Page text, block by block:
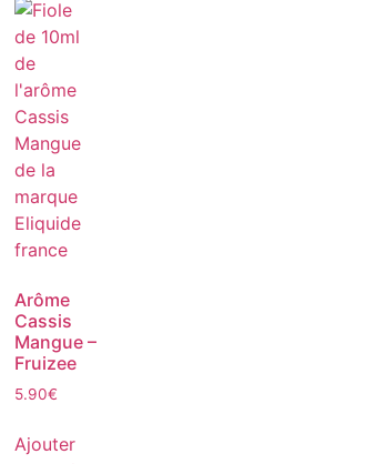
Arôme
Cassis
Mangue –
Fruizee
5.90€
Ajouter